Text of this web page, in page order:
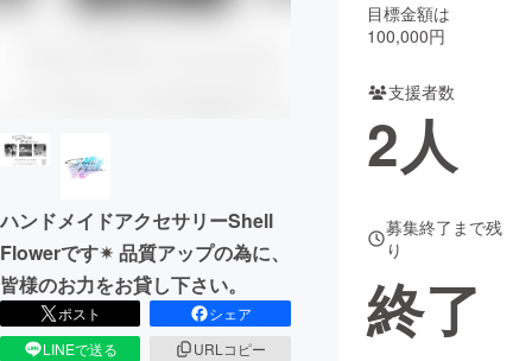
まちづくり・地域活性化
CAMPFIRE Creation
コミュニティ
ハンドメイドアクセサリーShell
Flowerです✴︎ 品質アップの為に、
皆様のお力をお貸し下さい。
ポスト
シェア
LINEで送る
URLコピー
目標金額は
100,000円
支援者数
2人
募集終了まで残
り
終了